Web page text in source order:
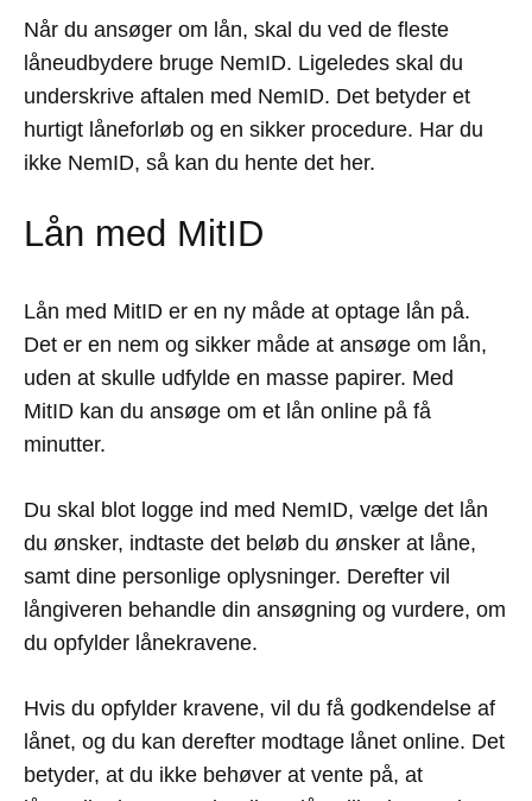
Når du ansøger om lån, skal du ved de fleste
låneudbydere bruge NemID. Ligeledes skal du
underskrive aftalen med NemID. Det betyder et
hurtigt låneforløb og en sikker procedure. Har du
ikke NemID, så kan du hente det her.
Lån med MitID
Lån med MitID er en ny måde at optage lån på.
Det er en nem og sikker måde at ansøge om lån,
uden at skulle udfylde en masse papirer. Med
MitID kan du ansøge om et lån online på få
minutter.
Du skal blot logge ind med NemID, vælge det lån
du ønsker, indtaste det beløb du ønsker at låne,
samt dine personlige oplysninger. Derefter vil
långiveren behandle din ansøgning og vurdere, om
du opfylder lånekravene.
Hvis du opfylder kravene, vil du få godkendelse af
lånet, og du kan derefter modtage lånet online. Det
betyder, at du ikke behøver at vente på, at